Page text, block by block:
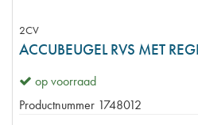
2CV
ACCUBEUGEL RVS MET
op voorraad
Productnummer 1748012